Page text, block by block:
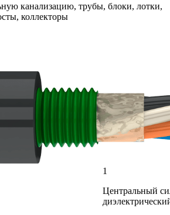
канализацию, трубы, блоки, лотки,
коллекторы
1
Центральный